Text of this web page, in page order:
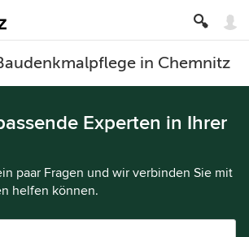
in Chemnitz
Experten in Ihrer
paar Fragen und wir verbinden Sie mit
helfen können.